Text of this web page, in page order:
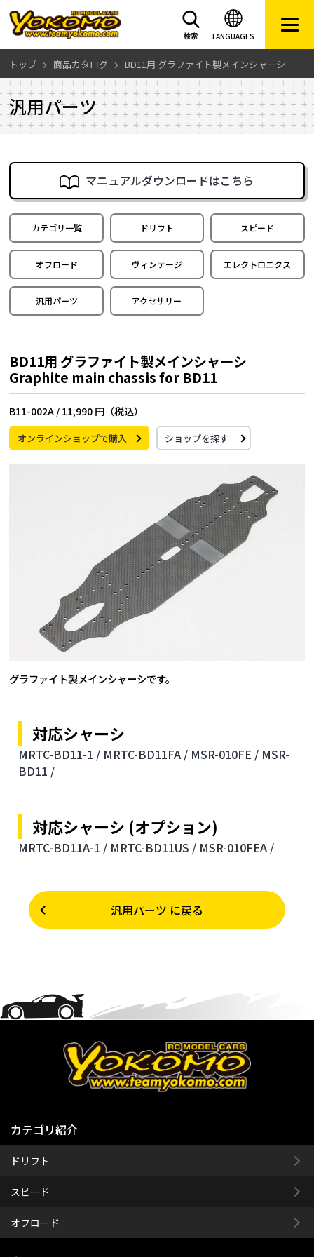
LANGUAGES
検索
トップ 商品カタログ BD11用 グラファイト製メインシャーシ
汎用パーツ
マニュアルダウンロードはこちら
カテゴリ一覧 ドリフト スピード
オフロード ヴィンテージ エレクトロニクス
汎用パーツ アクセサリー
BD11用 グラファイト製メインシャーシ
Graphite main chassis for BD11
B11-002A / 11,990 円（税込）
オンラインショップで購入 ショップを探す
グラファイト製メインシャーシです。
対応シャーシ
MRTC-BD11-1 / MRTC-BD11FA / MSR-010FE / MSR-
BD11 /
対応シャーシ (オプション)
MRTC-BD11A-1 / MRTC-BD11US / MSR-010FEA /
汎用パーツ に戻る
カテゴリ紹介
ドリフト
スピード
オフロード